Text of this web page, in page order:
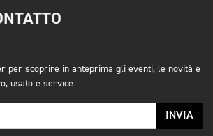
per scoprire in anteprima gli eventi, le novità e
usato e service.
INVIA